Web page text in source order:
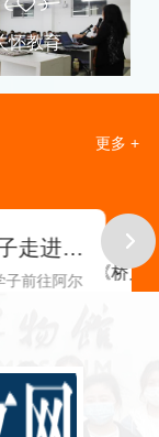
怀教育
更多 +
学部新闻|研学丨“彩虹桥”学子走进亦庄，开启科技探索之旅
子前往阿尔